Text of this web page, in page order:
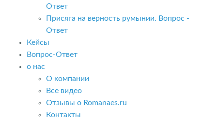
Ответ
Присяга на верность румынии. Вопрос -
Ответ
Кейсы
Вопрос-Ответ
о нас
О компании
Все видео
Отзывы о Romanaes.ru
Контакты